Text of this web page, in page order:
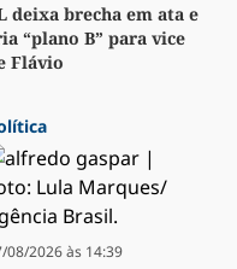
deixa brecha em ata e
“plano B” para vice
Flávio
08/2026 às 14:39